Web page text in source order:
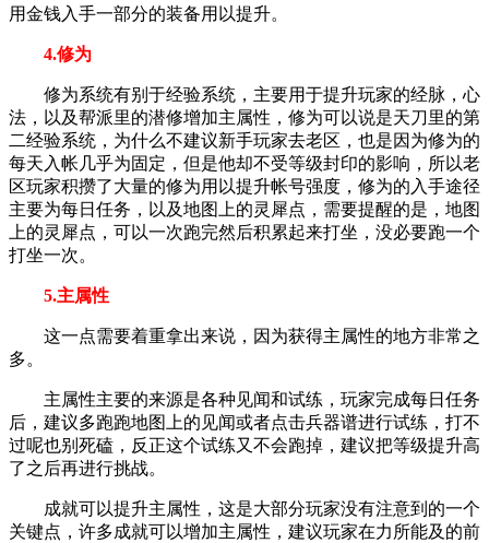
用金钱入手一部分的装备用以提升。
4.修为
修为系统有别于经验系统，主要用于提升玩家的经脉，心
法，以及帮派里的潜修增加主属性，修为可以说是天刀里的第
二经验系统，为什么不建议新手玩家去老区，也是因为修为的
每天入帐几乎为固定，但是他却不受等级封印的影响，所以老
区玩家积攒了大量的修为用以提升帐号强度，修为的入手途径
主要为每日任务，以及地图上的灵犀点，需要提醒的是，地图
上的灵犀点，可以一次跑完然后积累起来打坐，没必要跑一个
打坐一次。
5.主属性
这一点需要着重拿出来说，因为获得主属性的地方非常之
多。
主属性主要的来源是各种见闻和试练，玩家完成每日任务
后，建议多跑跑地图上的见闻或者点击兵器谱进行试练，打不
过呢也别死磕，反正这个试练又不会跑掉，建议把等级提升高
了之后再进行挑战。
成就可以提升主属性，这是大部分玩家没有注意到的一个
关键点，许多成就可以增加主属性，建议玩家在力所能及的前